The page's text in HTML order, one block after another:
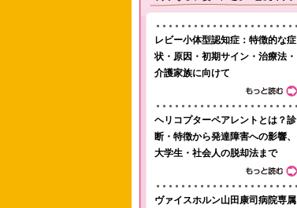
レビー小体型認知症：特徴的な症
状・原因・初期サイン・治療法・
介護家族に向けて
ヘリコプターペアレントとは？診
断・特徴から発達障害への影響、
大学生・社会人の脱却法まで
ヴァイスホルン山田康司病院専属